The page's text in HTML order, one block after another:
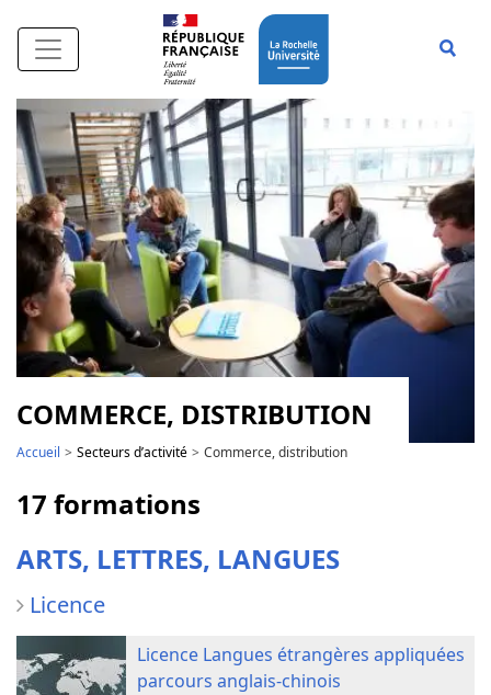
Aller au contenu principal
COMMERCE, DISTRIBUTION
Accueil Secteurs d’activité Commerce, distribution
17 formations
ARTS, LETTRES, LANGUES
Licence
Licence Langues étrangères appliquées
parcours anglais-chinois